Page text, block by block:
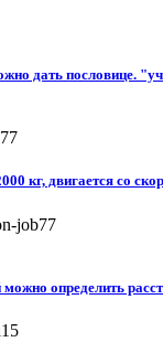
дать пословице.
кг, двигается со
job77
определить